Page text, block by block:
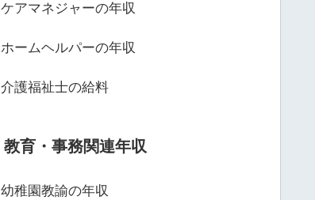
ケアマネジャーの年収
ホームヘルパーの年収
介護福祉士の給料
教育・事務関連年収
幼稚園教諭の年収